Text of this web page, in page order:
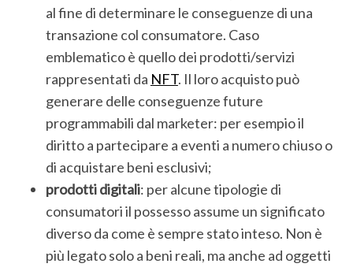
al fine di determinare le conseguenze di una
transazione col consumatore. Caso
emblematico è quello dei prodotti/servizi
rappresentati da NFT. Il loro acquisto può
generare delle conseguenze future
programmabili dal marketer: per esempio il
diritto a partecipare a eventi a numero chiuso o
di acquistare beni esclusivi;
prodotti digitali: per alcune tipologie di
consumatori il possesso assume un significato
diverso da come è sempre stato inteso. Non è
più legato solo a beni reali, ma anche ad oggetti
S
e
a
r
h
f
o